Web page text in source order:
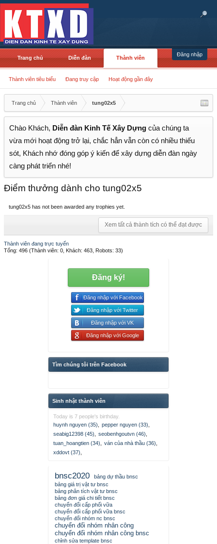
Đăng nhập
Trang chủ Diễn đàn Thành viên
Thành viên tiêu biểu Đang truy cập Hoạt động gần đây
Trang chủ Thành viên tung02x5
Chào Khách, Diễn đàn Kinh Tế Xây Dựng của chúng ta
vừa mới hoạt động trở lại, chắc hẳn vẫn còn có nhiều thiếu
sót, Khách nhớ đóng góp ý kiến để xây dựng diễn đàn ngày
càng phát triển nhé!
Điểm thưởng dành cho tung02x5
tung02x5 has not been awarded any trophies yet.
Xem tất cả thành tích có thể đạt được
Thành viên đang trực tuyến
Tổng: 496 (Thành viên: 0, Khách: 463, Robots: 33)
Đăng ký!
Đăng nhập với Facebook
Đăng nhập với Twitter
Đăng nhập với VK
Đăng nhập với Google
Tìm chúng tôi trên Facebook
Sinh nhật thành viên
Today is 7 people's birthday.
huynh nguyen (35)
pepper nguyen (33)
seabig12398 (45)
seobenhgoutvn (46)
tuan_hoangtien (34)
ván của nhà thầu (36)
xddovt (37)
bnsc2020
bảng dự thầu bnsc
bảng giá trị vật tư bnsc
bảng phân tích vật tư bnsc
bảng đơn giá chi tiết bnsc
chuyển đổi cấp phối vữa
chuyển đổi cấp phối vữa bnsc
chuyển đổi nhóm nc bnsc
chuyển đổi nhóm nhân công
chuyển đổi nhóm nhân công bnsc
chỉnh sửa template bnsc